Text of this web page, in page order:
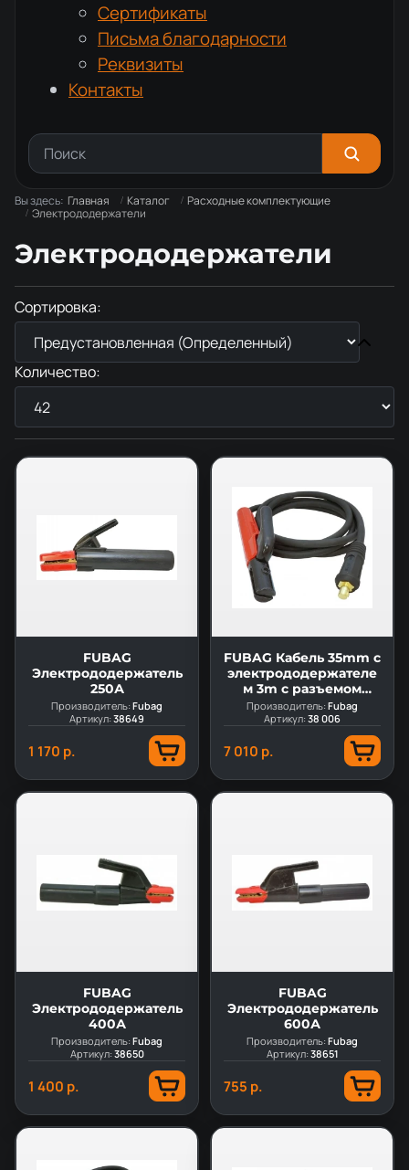
Сертификаты
Письма благодарности
Реквизиты
Контакты
Вы здесь: Главная Каталог
Расходные комплектующие
Электрододержатели
Электрододержатели
Сортировка:
Количество:
FUBAG
Электрододержатель
250А
Производитель:Fubag
Артикул:38649
1 170 р.
FUBAG Кабель 35mm с
электрододержателе
м 3m с разъемом
35/70
Производитель:Fubag
Артикул:38 006
7 010 р.
FUBAG
Электрододержатель
400А
Производитель:Fubag
Артикул:38650
1 400 р.
FUBAG
Электрододержатель
600А
Производитель:Fubag
Артикул:38651
755 р.